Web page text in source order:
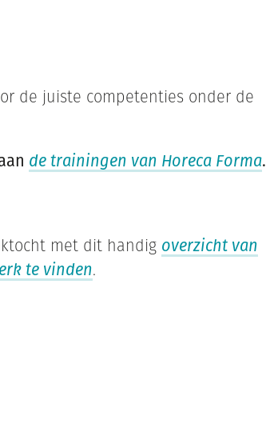
de juiste competenties onder de
de trainingen van Horeca Forma.
met dit handig overzicht van
te vinden.